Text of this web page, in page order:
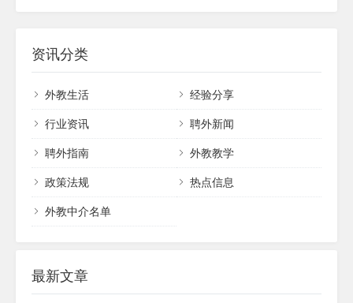
源优势，为客户提供全方位、个性化的服
务，助力客户实现国际化的人才发展战略。...
续，为企业合法聘用外籍人士提供一站式解
决方案。我们致力于助力您的企业加速“国际
化”进程，竭诚为您提供专业、高效的服
资讯分类
外教生活
经验分享
行业资讯
聘外新闻
聘外指南
外教教学
政策法规
热点信息
外教中介名单
最新文章